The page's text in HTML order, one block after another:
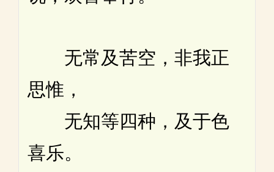
无常及苦空，非我正
思惟，
无知等四种，及于色
喜乐。